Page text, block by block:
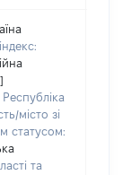
місто зі
статусом:
та